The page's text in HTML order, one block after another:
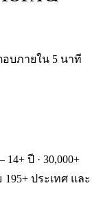
บภายใน 5 นาที
ปี · 30,000+
195+ ประเทศ และ